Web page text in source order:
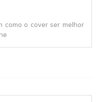
como o cover ser melhor